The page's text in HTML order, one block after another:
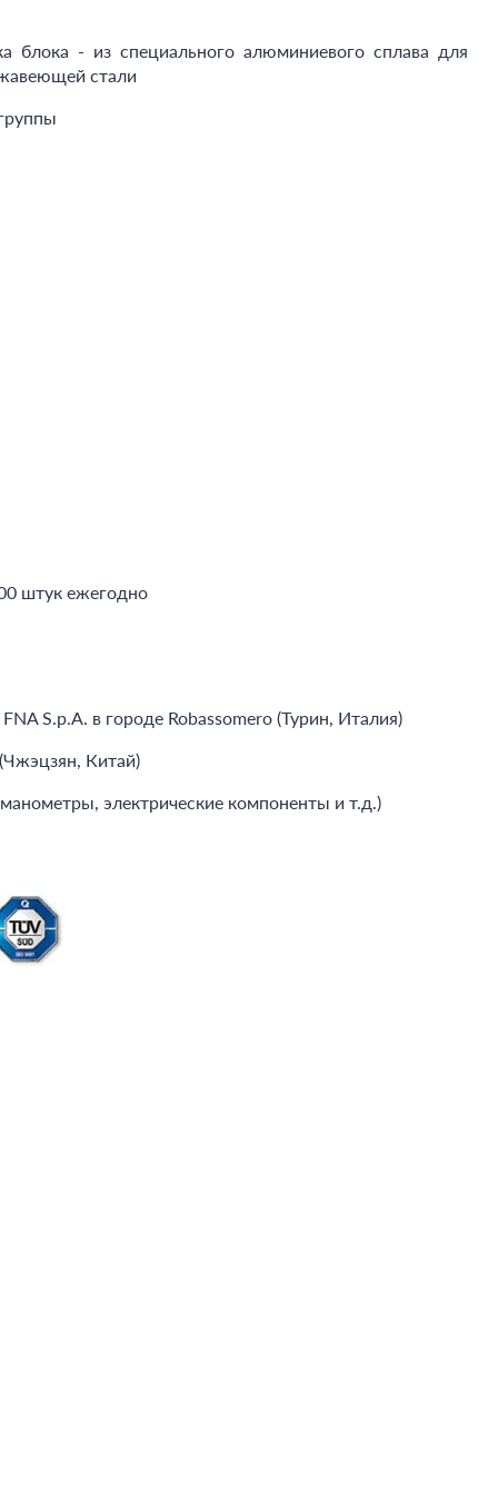
блока - из специального алюминиевого сплава для
стали
штук ежегодно
S.p.A. в городе Robassomero (Турин, Италия)
(Чжэцзян, Китай)
электрические компоненты и т.д.)